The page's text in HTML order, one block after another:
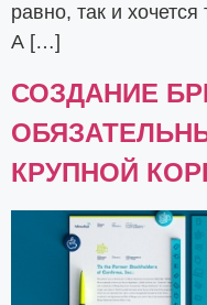
равно, так и
А […]
СОЗДАНИЕ
КРУПНОЙ